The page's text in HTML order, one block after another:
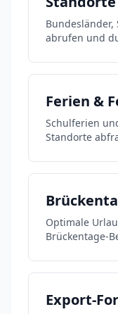
Bundesländer,
abrufen und
Ferien &
Schulferien
Standorte
Optimale
Brückentage-
Export-